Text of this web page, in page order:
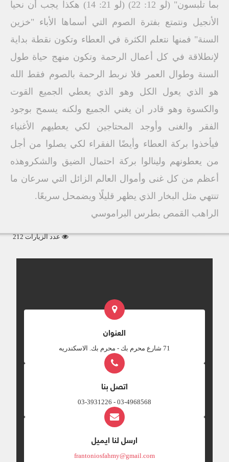
بما تلبسون" (لو 12: 22) (لو 21: 14) هكذا يجب أن نحيا
الأنجيل ونتمتع بفترة الصوم التي أسماها الأباء "خزين
السنة" فمنها نتعلم الكثرة في العطاء وتكون نقطة بداية
لإنطلاقة في كل أعمال الرحمة وتكون منهج حياة طول
السنة وطوال العمر فلا نربط الرحمة بالصوم فقط الله
هو الذي يعول الكل وهو الذي يعطي الجميع القوت
والكسوة وهو قادر ان يغني الجميع ولكنه يسمح بوجود
الفقر والغنى وأوجد المحتاجين لكي يعطيهم الأغنياء
فيأخذوا بركة العطاء وأيضًا الفقراء لكي يصلوا من أجل
من يعطونهم ولينالوا بركة احتمال الضيق والشكروهذه
أعظم من كل غنى وأموال العالم الزائل التي سرعان ما
تنتهي مثل البخار الذي يظهر قليلًا ويضمحل سريعًا.
الراهب القمص بطرس البراموسي
عدد الزيارات 212
العنوان
‎71 شارع محرم بك - محرم بك. الاسكندريه
اتصل بنا
03-4968568 - 03-3931226
ارسل لنا ايميل
frantoniosfahmy@gmail.com